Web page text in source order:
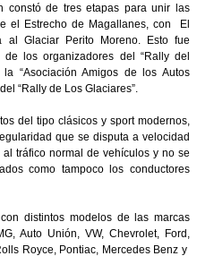
constó de tres etapas para unir las
el Estrecho de Magallanes, con El
al Glaciar Perito Moreno. Esto fue
los organizadores del “Rally del
“Asociación Amigos de los Autos
“Rally de Los Glaciares”.
del tipo clásicos y sport modernos,
que se disputa a velocidad
tráfico normal de vehículos y no se
como tampoco los conductores
distintos modelos de las marcas
Auto Unión, VW, Chevrolet, Ford,
Royce, Pontiac, Mercedes Benz y